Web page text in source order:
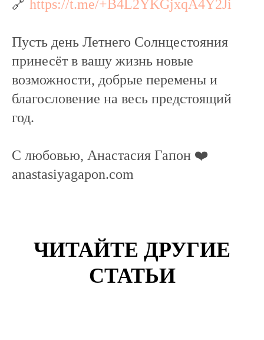
🔗 https://t.me/+B4L2YKGjxqA4Y2Ji
Пусть день Летнего Солнцестояния
принесёт в вашу жизнь новые
возможности, добрые перемены и
благословение на весь предстоящий
год.
С любовью, Анастасия Гапон ❤️
anastasiyagapon.com
ЧИТАЙТЕ ДРУГИЕ
СТАТЬИ